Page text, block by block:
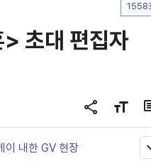
1558
초대 편집자
공
유
글
자
이 내한 GV 현장